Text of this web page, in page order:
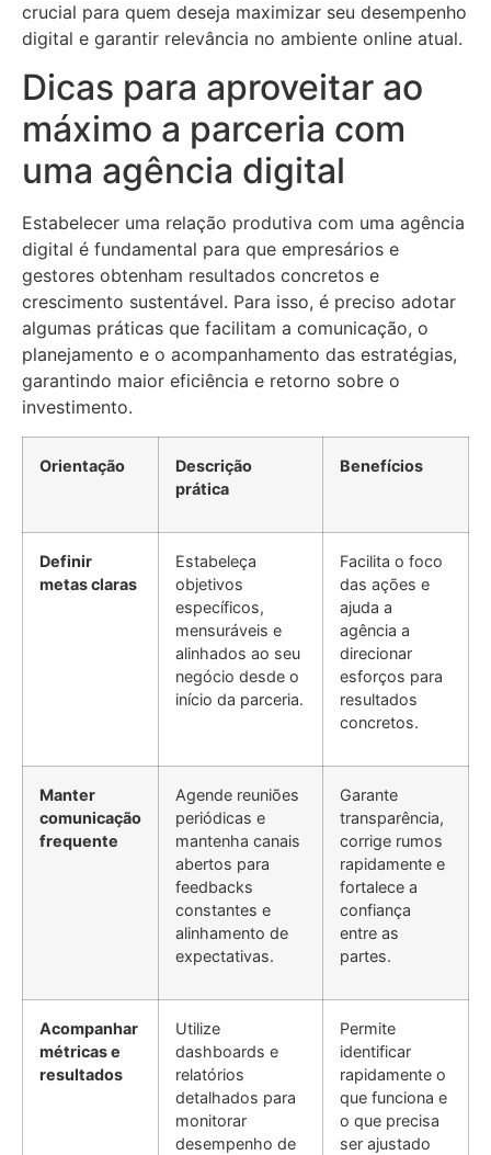
crucial para quem deseja maximizar seu desempenho
digital e garantir relevância no ambiente online atual.
Dicas para aproveitar ao
máximo a parceria com
uma agência digital
Estabelecer uma relação produtiva com uma agência
digital é fundamental para que empresários e
gestores obtenham resultados concretos e
crescimento sustentável. Para isso, é preciso adotar
algumas práticas que facilitam a comunicação, o
planejamento e o acompanhamento das estratégias,
garantindo maior eficiência e retorno sobre o
investimento.
Orientação
Descrição
prática
Benefícios
Definir
metas claras
Estabeleça
objetivos
específicos,
mensuráveis e
alinhados ao seu
negócio desde o
início da parceria.
Facilita o foco
das ações e
ajuda a
agência a
direcionar
esforços para
resultados
concretos.
Manter
comunicação
frequente
Agende reuniões
periódicas e
mantenha canais
abertos para
feedbacks
constantes e
alinhamento de
expectativas.
Garante
transparência,
corrige rumos
rapidamente e
fortalece a
confiança
entre as
partes.
Acompanhar
métricas e
resultados
Utilize
dashboards e
relatórios
detalhados para
monitorar
desempenho de
Permite
identificar
rapidamente o
que funciona e
o que precisa
ser ajustado